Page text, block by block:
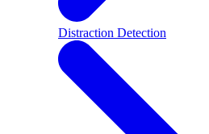
Distraction Detection